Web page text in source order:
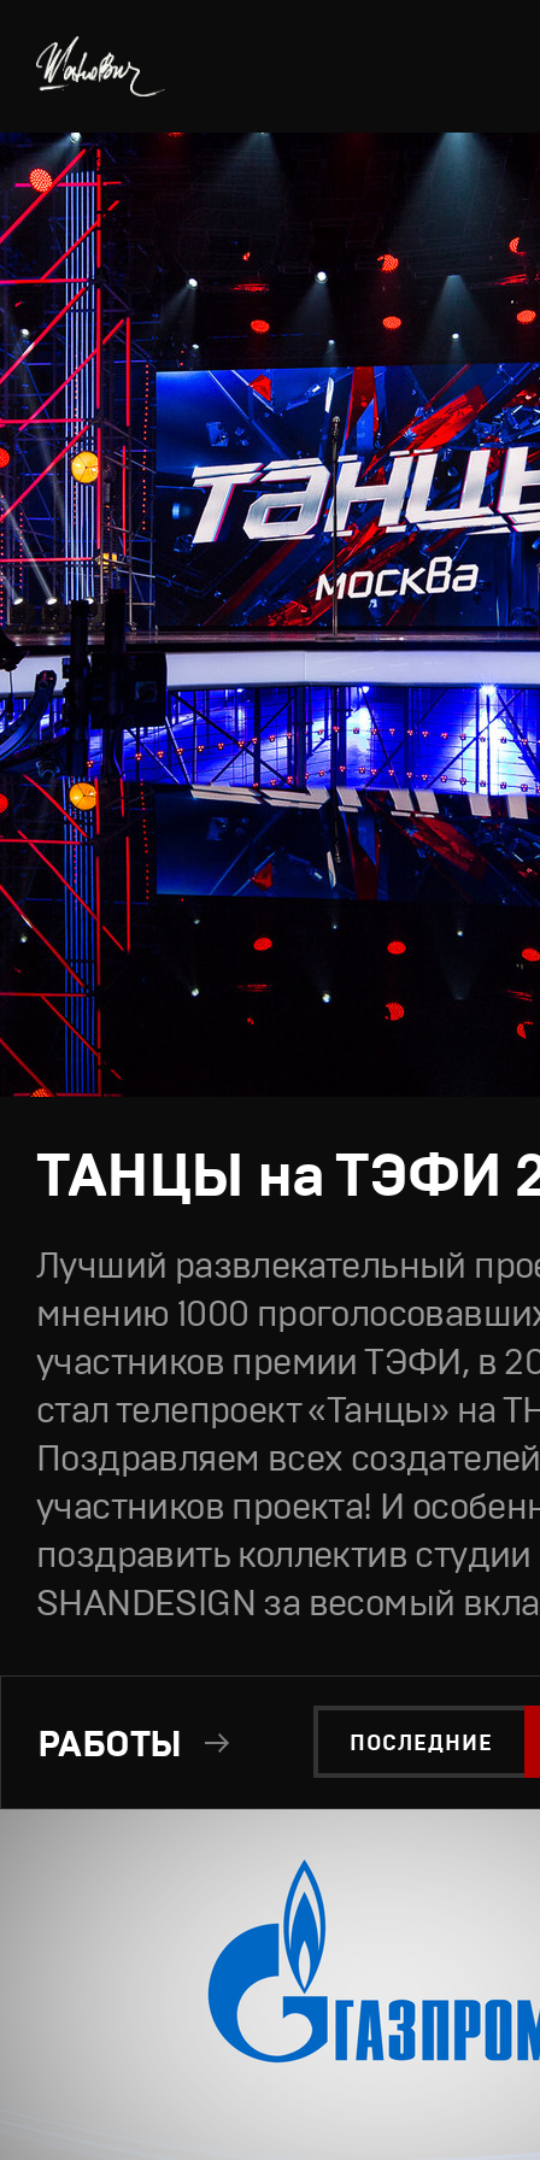
ТАНЦЫ на ТЭФИ
Лучший развлекательный
мнению 1000
участников премии ТЭФИ, в
стал телепроект «Танцы» на
Поздравляем всех
участников проекта! И
поздравить коллектив студии
SHANDESIGN за весомый
ПОСЛЕДНИЕ
РАБОТЫ